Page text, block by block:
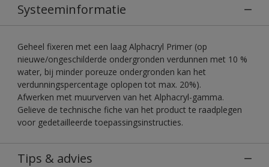
Systeeminformatie
Geheel fixeren met een laag Alphacryl Primer (op
nieuwe/ongeschilderde ondergronden verdunnen met 10 %
water, bij minder poreuze ondergronden kan het
verdunningspercentage oplopen tot max. 20%).
Afwerken met muurverven van het Alphacryl-gamma.
Gelieve de technische fiche van het product te raadplegen
voor gedetailleerde toepassingsinstructies.
Tips & advies